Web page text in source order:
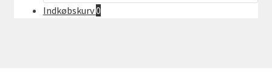
Indkøbskurv0